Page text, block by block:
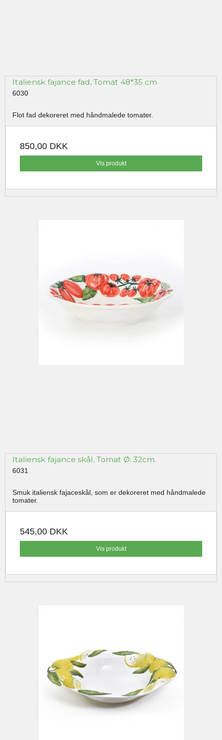
Italiensk fajance fad, Tomat 48*35 cm
6030
Flot fad dekoreret med håndmalede tomater.
850,00 DKK
Vis produkt
Italiensk fajance skål, Tomat Ø: 32cm.
6031
Smuk italiensk fajaceskål, som er dekoreret med håndmalede
tomater.
545,00 DKK
Vis produkt